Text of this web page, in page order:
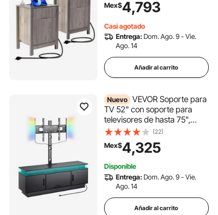
almacenamiento y 2 cajones,
USB y enchufes, ideal para
sala de estar y dormitorio,
color gris
Mex$4,793
Casi agotado
Entrega: Dom. Ago. 9 - Vie.
Ago. 14
Añadir al carrito
Nuevo VEVOR Soporte para
TV 52" con soporte para
televisores de hasta 75",
centro de entretenimiento
con toma de corriente y luces
LED, altura ajustable, con
almacenamiento 3 niveles
(22)
Mex$4,325
Disponible
Entrega: Dom. Ago. 9 - Vie.
Ago. 14
Añadir al carrito